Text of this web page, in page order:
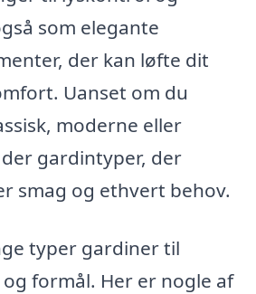
som elegante
der kan løfte dit
Uanset om du
moderne eller
gardintyper, der
smag og ethvert behov.
typer gardiner til
formål. Her er nogle af